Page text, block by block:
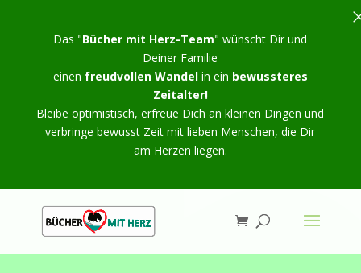
Das "Bücher mit Herz-Team" wünscht Dir und
Deiner Familie
einen freudvollen Wandelin ein bewussteres
Zeitalter!
Bleibe optimistisch, erfreue Dich an kleinen Dingen und
verbringe bewusst Zeit mit lieben Menschen, die Dir
am Herzen liegen.